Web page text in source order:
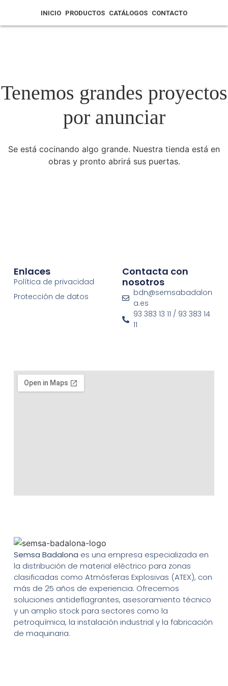
INICIO PRODUCTOS CATÁLOGOS CONTACTO
Tenemos grandes proyectos
por anunciar
Se está cocinando algo grande. Nuestra tienda está en
obras y pronto abrirá sus puertas.
Semsa Badalona es una empresa especializada en
la distribución de material eléctrico para zonas
clasificadas como Atmósferas Explosivas (ATEX), con
más de 25 años de experiencia. Ofrecemos
soluciones antideflagrantes, asesoramiento técnico
y un amplio stock para sectores como la
petroquímica, la instalación industrial y la fabricación
de maquinaria.
Enlaces
Política de privacidad
Protección de datos
Contacta con
nosotros
bdn@semsabadalon
a.es
93 383 13 11 / 93 383 14
11